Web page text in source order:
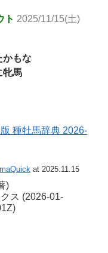
ト 2025/11/15(土)
かもな
牝馬
種牡馬辞典 2026-
at 2025.11.15
)
ス (2026-01-